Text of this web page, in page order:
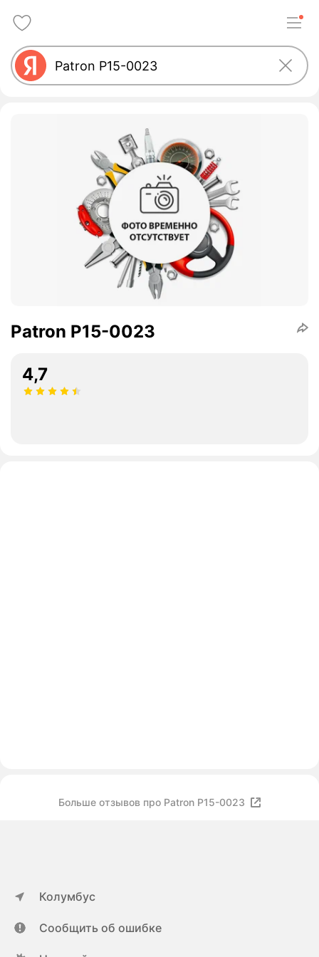
Patron P15-0023
4,7
Больше отзывов про Patron P15-0023
Колумбус
Сообщить об ошибке